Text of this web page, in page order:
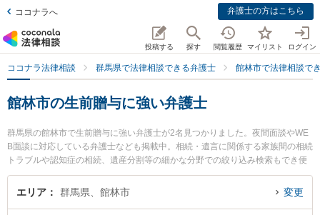
ココナラへ 弁護士の方はこちら
投稿する 探す 閲覧履歴 マイリスト ログイン
ココナラ法律相談 群馬県で法律相談できる弁護士 館林市で法律相談で
館林市の生前贈与に強い弁護士
群馬県の館林市で生前贈与に強い弁護士が2名見つかりました。夜間面談やWE
B面談に対応している弁護士なども掲載中。相続・遺言に関係する家族間の相続
トラブルや認知症の相続、遺産分割等の細かな分野での絞り込み検索もでき便
利です。特に上野労務経営法律事務所の上野 俊夫弁護士や六花アトリエ法律事
務所の井野口 通隆弁護士のプロフィール情報や弁護士費用、強みなどが注目さ
エリア 群馬県、館林市 変更